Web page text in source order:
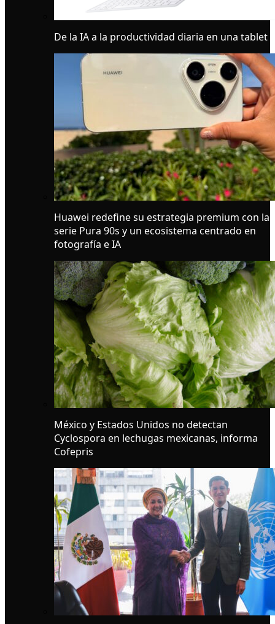
De la IA a la productividad diaria en una tablet
Huawei redefine su estrategia premium con la
serie Pura 90s y un ecosistema centrado en
fotografía e IA
México y Estados Unidos no detectan
Cyclospora en lechugas mexicanas, informa
Cofepris